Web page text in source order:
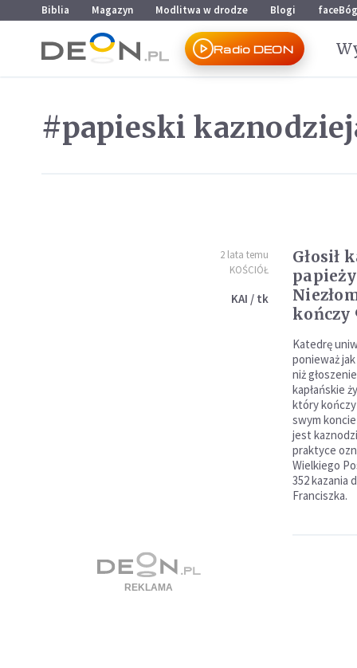
Przejdź do menu głównego
Przejdź do treści
Biblia Magazyn Modlitwa w drodze Blogi faceBóg
Radio DEON
#papieski
2 lata temu
KOŚCIÓŁ
KAI / tk
Głosił
kończy
Katedrę
ponieważ
niż
kapłańskie
który kończy
swym
jest
praktyce
Wielkiego
352 kazania
Franciszka.